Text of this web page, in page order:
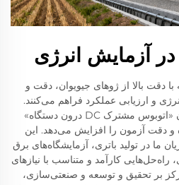
آزمایش انرژی
دقت بالا از ژوهای جیویوان، دقت و
و ارزیابی عملکرد فراهم می‌کنند.
فناوری اختصاصی ما با عنوان «اتوبوس مشترک DC درون دستگاه»
دقت آزمون را افزایش می‌دهد. این
ما در تولید باتری، آزمایشگاه‌های برق
کارآمد و متناسب با نیازهای
بر تحقیق و توسعه و صنعتی‌سازی،